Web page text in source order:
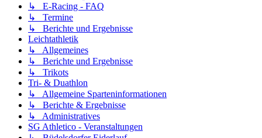
↳ E-Racing - FAQ
↳ Termine
↳ Berichte und Ergebnisse
Leichtathletik
↳ Allgemeines
↳ Berichte und Ergebnisse
↳ Trikots
Tri- & Duathlon
↳ Allgemeine Sparteninformationen
↳ Berichte & Ergebnisse
↳ Administratives
SG Athletico - Veranstaltungen